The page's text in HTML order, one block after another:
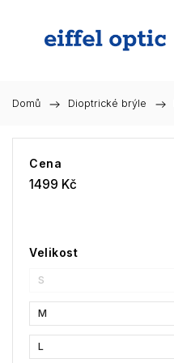
Domů / Dioptrické brýle /
Cena
1499 Kč
Velikost
S
M
L